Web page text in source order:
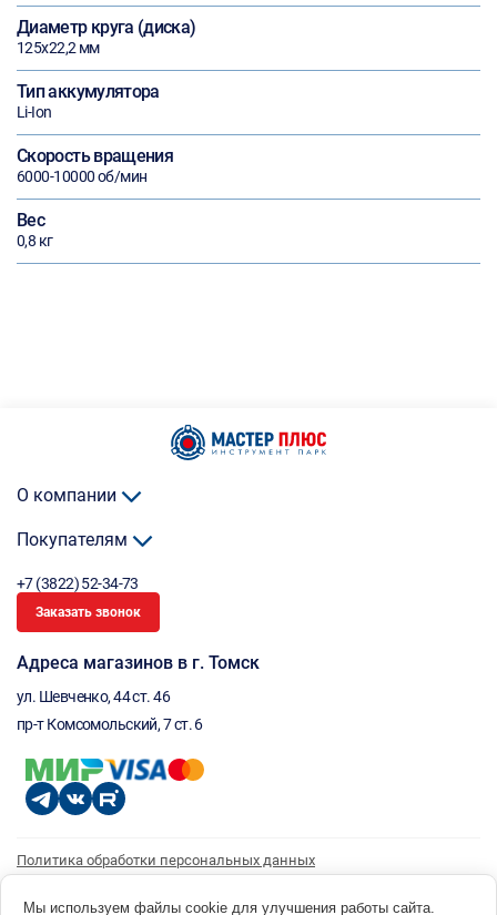
Диаметр круга (диска)
125х22,2 мм
Тип аккумулятора
Li-Ion
Скорость вращения
6000-10000 об/мин
Вес
0,8 кг
О компании
Покупателям
+7 (3822) 52-34-73
Заказать звонок
Адреса магазинов в г. Томск
ул. Шевченко, 44 ст. 46
пр-т Комсомольский, 7 ст. 6
Политика обработки персональных данных
Согласие на получение рассылки
Мы используем файлы cookie для улучшения работы сайта.